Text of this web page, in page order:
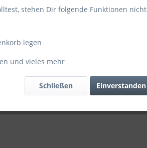
stehen Dir folgende Funktionen nicht
legen
und vieles mehr
Einverstanden
Schließen